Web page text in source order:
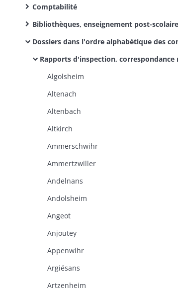
Comptabilité
Bibliothèques, enseignement post-scolaire
Dossiers dans l'ordre alphabétique des
Rapports d'inspection, correspondance relative au personnel enseignant et à la situation de l'enseignement primaire public et privé, aux
Algolsheim
Altenach
Altenbach
Altkirch
Ammerschwihr
Ammertzwiller
Andelnans
Andolsheim
Angeot
Anjoutey
Appenwihr
Argiésans
Artzenheim